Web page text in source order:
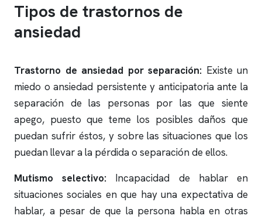
Tipos de trastornos de
ansiedad
Trastorno de ansiedad por separación: Existe un
miedo o ansiedad persistente y anticipatoria ante la
separación de las personas por las que siente
apego, puesto que teme los posibles daños que
puedan sufrir éstos, y sobre las situaciones que los
puedan llevar a la pérdida o separación de ellos.
Mutismo selectivo: Incapacidad de hablar en
situaciones sociales en que hay una expectativa de
hablar, a pesar de que la persona habla en otras